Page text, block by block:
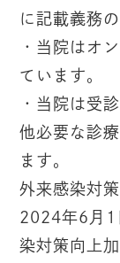
に記載義務
・当院はオ
ています。
・当院は受
他必要な診
ます。
外来感染対
2024年6月1
染対策向上